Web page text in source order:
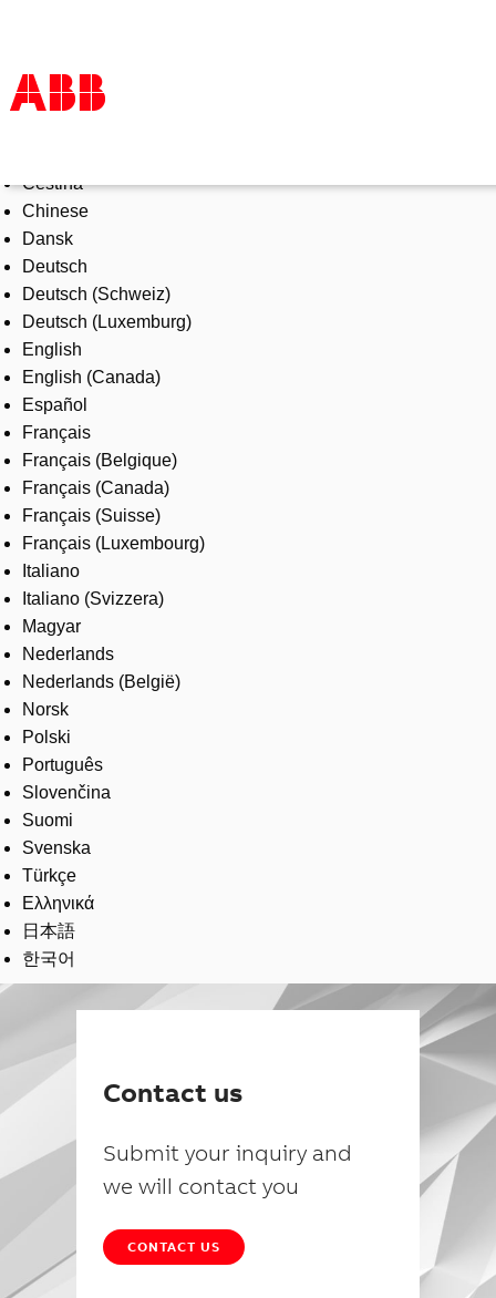
Products & Solutions
Industries
Services
About us
Where to buy
Contact us
Careers
Čeština
Chinese
Dansk
Deutsch
Deutsch (Schweiz)
Deutsch (Luxemburg)
English
English (Canada)
Español
Français
Français (Belgique)
Français (Canada)
Français (Suisse)
Français (Luxembourg)
Italiano
Italiano (Svizzera)
Magyar
Nederlands
Nederlands (België)
Norsk
Polski
Português
Slovenčina
Suomi
Svenska
Türkçe
Ελληνικά
日本語
한국어
Contact us
Submit your inquiry and
we will contact you
CONTACT US